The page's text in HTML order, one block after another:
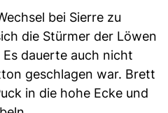
bei Sierre zu
die Stürmer der Löwen
dauerte auch nicht
geschlagen war. Brett
in die hohe Ecke und